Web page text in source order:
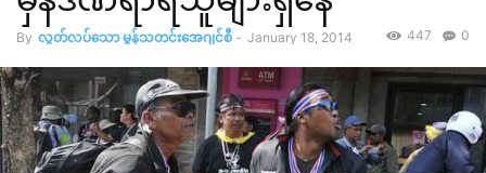
By လွတ်လပ်သော မွန်သတင်းအေဂျင်စီ - January 18, 2014 0
447